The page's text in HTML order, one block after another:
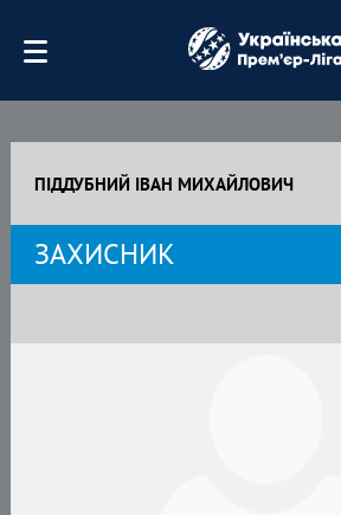
ПІДДУБНИЙ ІВАН МИХАЙЛОВИЧ
ЗАХИСНИК